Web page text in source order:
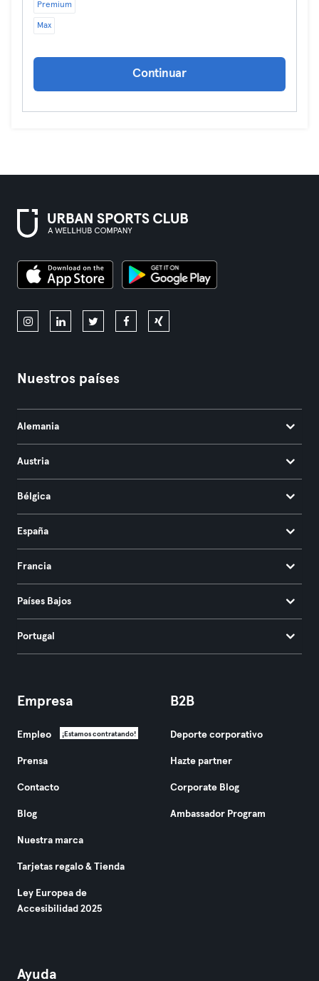
Premium
Max
Continuar
Nuestros países
Alemania
Austria
Bélgica
España
Francia
Países Bajos
Portugal
Empresa
Empleo ¡Estamos contratando!
Prensa
Contacto
Blog
Nuestra marca
Tarjetas regalo & Tienda
Ley Europea de
Accesibilidad 2025
B2B
Deporte corporativo
Hazte partner
Corporate Blog
Ambassador Program
Ayuda